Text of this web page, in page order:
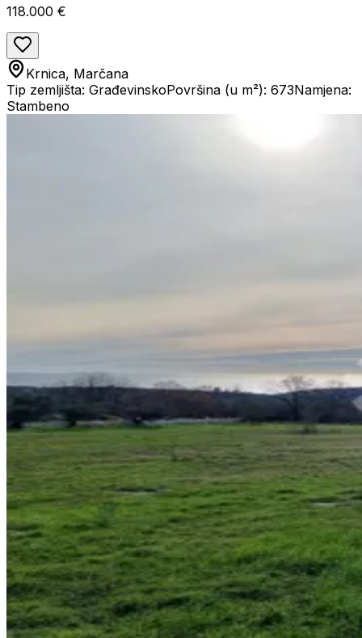
118.000 €
Krnica, Marčana
Tip zemljišta: GrađevinskoPovršina (u m²): 673Namjena:
Stambeno